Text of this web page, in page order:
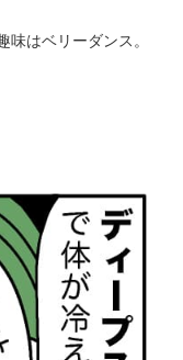
味はベリーダンス。